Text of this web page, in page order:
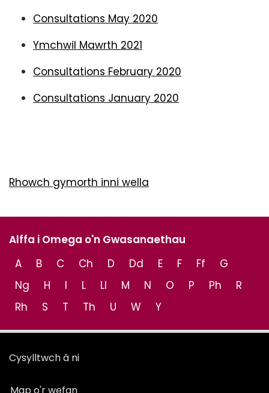
Consultations May 2020
Ymchwil Mawrth 2021
Consultations February 2020
Consultations January 2020
Rhowch gymorth inni wella
Alffa i Omega o'n Gwasanaethau
A
B C Ch D Dd E F Ff
G
Ng
H I L Ll M N O P Ph
R
Rh
S T Th U W Y
Cysylltwch â ni